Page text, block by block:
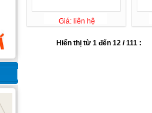
Giá: liên hệ
Hiển thị từ 1 đến 12 / 111 :